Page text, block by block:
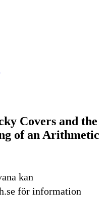
Covers and the
of an Arithmetic
kan
för information